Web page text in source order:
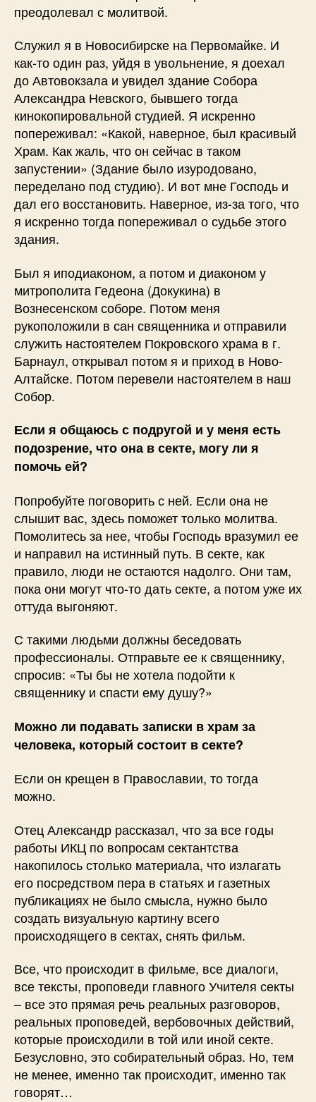
преодолевал с молитвой.
Служил я в Новосибирске на Первомайке. И
как-то один раз, уйдя в увольнение, я доехал
до Автовокзала и увидел здание Собора
Александра Невского, бывшего тогда
кинокопировальной студией. Я искренно
попереживал: «Какой, наверное, был красивый
Храм. Как жаль, что он сейчас в таком
запустении» (Здание было изуродовано,
переделано под студию). И вот мне Господь и
дал его восстановить. Наверное, из-за того, что
я искренно тогда попереживал о судьбе этого
здания.
Был я иподиаконом, а потом и диаконом у
митрополита Гедеона (Докукина) в
Вознесенском соборе. Потом меня
рукоположили в сан священника и отправили
служить настоятелем Покровского храма в г.
Барнаул, открывал потом я и приход в Ново-
Алтайске. Потом перевели настоятелем в наш
Собор.
Если я общаюсь с подругой и у меня есть
подозрение, что она в секте, могу ли я
помочь ей?
Попробуйте поговорить с ней. Если она не
слышит вас, здесь поможет только молитва.
Помолитесь за нее, чтобы Господь вразумил ее
и направил на истинный путь. В секте, как
правило, люди не остаются надолго. Они там,
пока они могут что-то дать секте, а потом уже их
оттуда выгоняют.
С такими людьми должны беседовать
профессионалы. Отправьте ее к священнику,
спросив: «Ты бы не хотела подойти к
священнику и спасти ему душу?»
Можно ли подавать записки в храм за
человека, который состоит в секте?
Если он крещен в Православии, то тогда
можно.
Отец Александр рассказал, что за все годы
работы ИКЦ по вопросам сектантства
накопилось столько материала, что излагать
его посредством пера в статьях и газетных
публикациях не было смысла, нужно было
создать визуальную картину всего
происходящего в сектах, снять фильм.
Все, что происходит в фильме, все диалоги,
все тексты, проповеди главного Учителя секты
– все это прямая речь реальных разговоров,
реальных проповедей, вербовочных действий,
которые происходили в той или иной секте.
Безусловно, это собирательный образ. Но, тем
не менее, именно так происходит, именно так
говорят…